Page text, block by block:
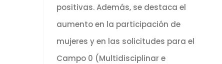
positivas. Además, se destaca el
aumento en la participación de
mujeres y en las solicitudes para el
Campo 0 (Multidisciplinar e